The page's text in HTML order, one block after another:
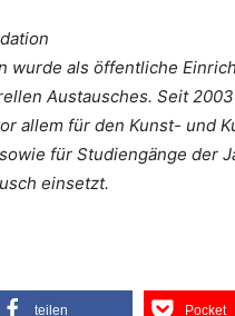
wurde als öffentliche
Austausches. Seit
allem für den Kunst- und
für Studiengänge der
einsetzt.
teilen Pocket